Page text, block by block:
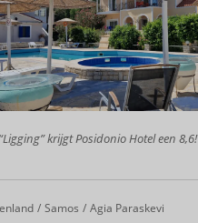
krijgt Posidonio Hotel een 8,6!
Samos Agia Paraskevi
Villas